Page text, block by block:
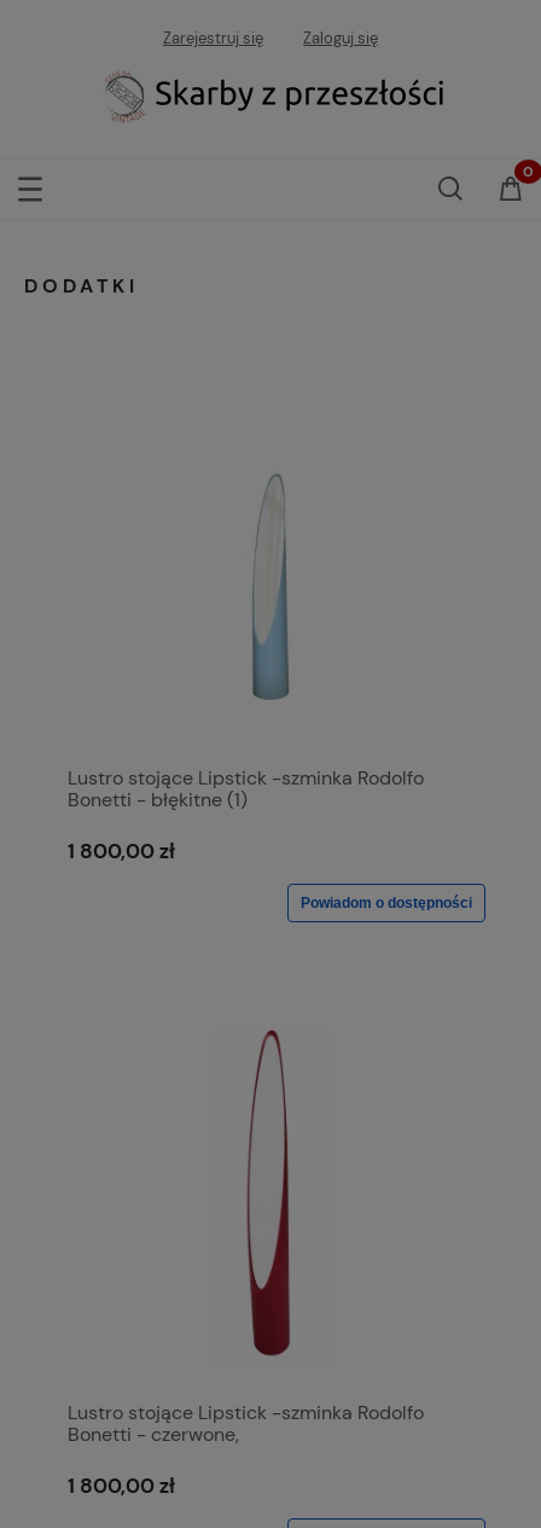
Zarejestruj się Zaloguj się
DODATKI
Lustro stojące Lipstick -szminka Rodolfo
Bonetti - błękitne (1)
1 800,00 zł
Powiadom o dostępności
Lustro stojące Lipstick -szminka Rodolfo
Bonetti - czerwone,
1 800,00 zł